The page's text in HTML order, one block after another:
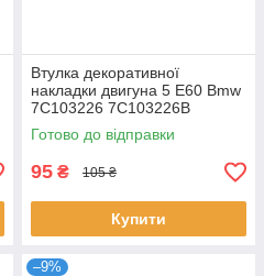
Втулка декоративної
накладки двигуна 5 E60 Bmw
7C103226 7C103226B
03L103184
Готово до відправки
95 ₴ 105 ₴
Купити
–9%